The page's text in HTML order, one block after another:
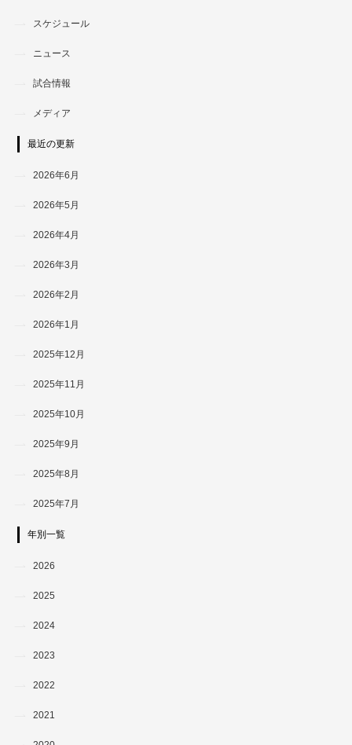
スケジュール
ニュース
試合情報
メディア
最近の更新
2026年6月
2026年5月
2026年4月
2026年3月
2026年2月
2026年1月
2025年12月
2025年11月
2025年10月
2025年9月
2025年8月
2025年7月
年別一覧
2026
2025
2024
2023
2022
2021